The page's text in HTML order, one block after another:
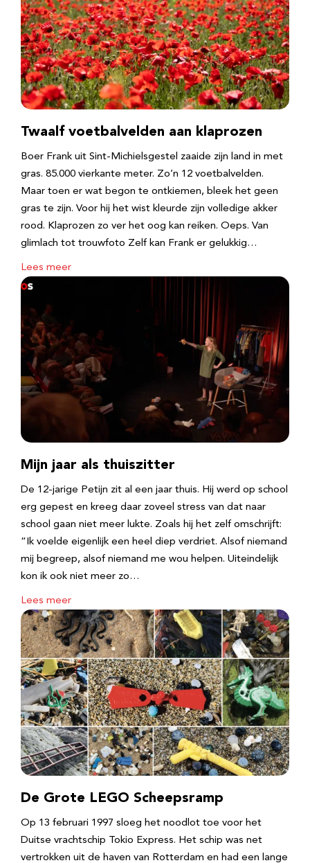
Twaalf voetbalvelden aan klaprozen
Boer Frank uit Sint-Michielsgestel zaaide zijn land in met
gras. 85.000 vierkante meter. Zo’n 12 voetbalvelden.
Maar toen er wat begon te ontkiemen, bleek het geen
gras te zijn. Voor hij het wist kleurde zijn volledige akker
rood. Klaprozen zo ver het oog kan reiken. Oeps. Van
glimlach tot trouwfoto Zelf kan Frank er gelukkig…
Lees meer
Mijn jaar als thuiszitter
De 12-jarige Petijn zit al een jaar thuis. Hij werd op school
erg gepest en kreeg daar zoveel stress van dat naar
school gaan niet meer lukte. Zoals hij het zelf omschrijft:
“Ik voelde eigenlijk een heel diep verdriet. Alsof niemand
mij begreep, alsof niemand me wou helpen. Uiteindelijk
kon ik ook niet meer zo…
Lees meer
De Grote LEGO Scheepsramp
Op 13 februari 1997 sloeg het noodlot toe voor het
Duitse vrachtschip Tokio Express. Het schip was net
vertrokken uit de haven van Rotterdam en had een lange